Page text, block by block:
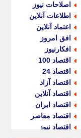
اصلاحات نیوز
اطلاعات آنلاین
اعتماد آنلاین
افق امروز
افکارنیوز
اقتصاد 100
اقتصاد 24
اقتصاد آزاد
اقتصاد آنلاین
اقتصاد ایران
اقتصاد معاصر
اقتصاد نیوز